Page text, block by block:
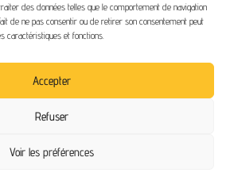
des données telles que le comportement de navigation
de ne pas consentir ou de retirer son consentement peut
caractéristiques et fonctions.
Accepter
Refuser
Voir les préférences
24 31